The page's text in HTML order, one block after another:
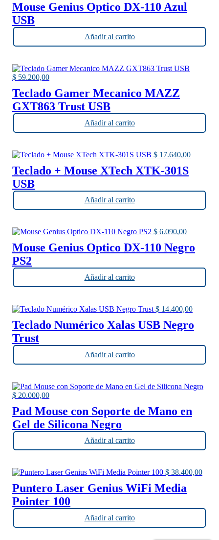
Mouse Genius Optico DX-110 Azul
USB
Añadir al carrito
$ 59.200,00
Teclado Gamer Mecanico MAZZ
GXT863 Trust USB
Añadir al carrito
$ 17.640,00
Teclado + Mouse XTech XTK-301S
USB
Añadir al carrito
$ 6.090,00
Mouse Genius Optico DX-110 Negro
PS2
Añadir al carrito
$ 14.400,00
Teclado Numérico Xalas USB Negro
Trust
Añadir al carrito
$ 20.000,00
Pad Mouse con Soporte de Mano en
Gel de Silicona Negro
Añadir al carrito
$ 38.400,00
Puntero Laser Genius WiFi Media
Pointer 100
Añadir al carrito